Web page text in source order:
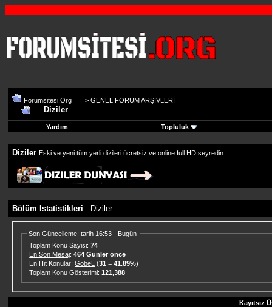
Forumsitesi.Org > GENEL FORUM ARŞİVLERİ
Diziler
Yardım Topluluk
Diziler Eski ve yeni tüm yerli dizileri ücretsiz ve online full HD seyredin
Bölüm Istatistikleri : Diziler
Son Güncelleme: tarih 16:53 - Bugün
Toplam Konu Sayisi:74
En Son Mesaj:464 Günler önce
En Hit Konular:GobeL (31 =41.89%)
Toplam Konu Gösterimi:121,388
Kayıtsız